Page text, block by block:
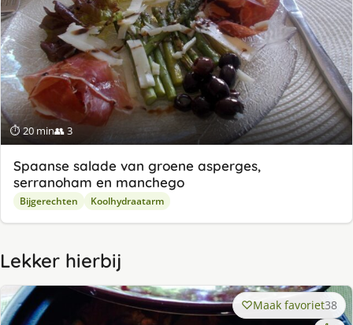
⏱ 20 min👥 3
Spaanse salade van groene asperges,
serranoham en manchego
Bijgerechten Koolhydraatarm
Lekker hierbij
Maak favoriet38